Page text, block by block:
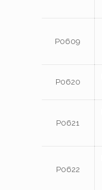
P0609
P0620
P0621
P0622